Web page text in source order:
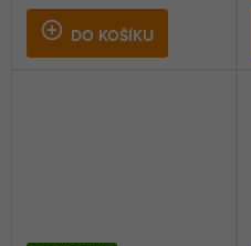
DO KOŠÍKU